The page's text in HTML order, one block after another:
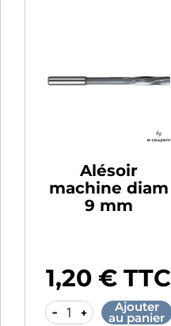
Alésoir
machine diam
9 mm
Prix
1,20 € TTC
- + Ajouter
au panier